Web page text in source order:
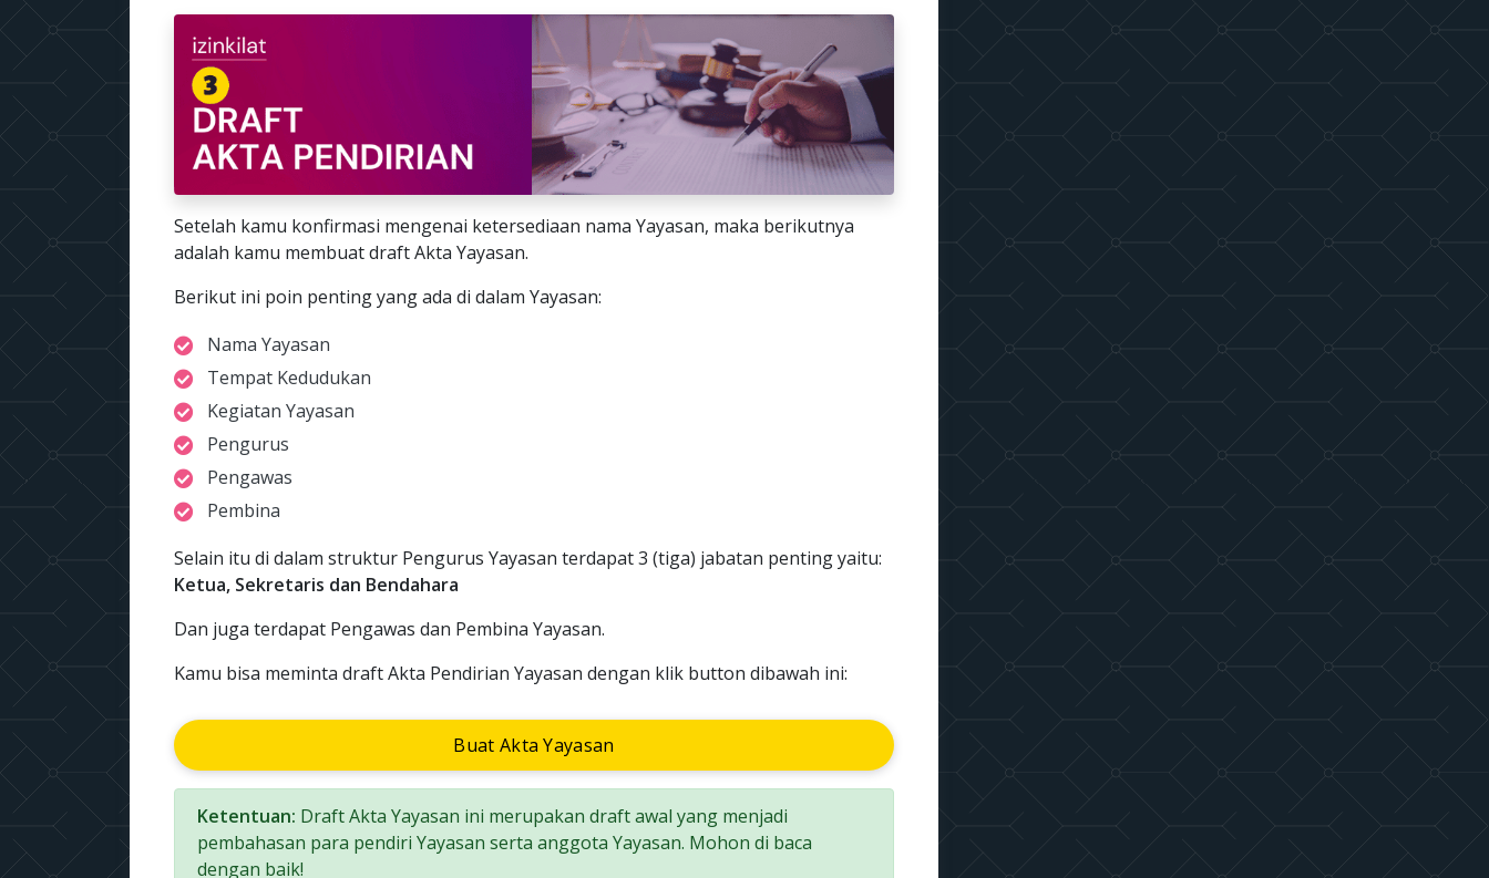
Setelah kamu konfirmasi mengenai ketersediaan nama Yayasan, maka berikutnya
adalah kamu membuat draft Akta Yayasan.
Berikut ini poin penting yang ada di dalam Yayasan:
Nama Yayasan
Tempat Kedudukan
Kegiatan Yayasan
Pengurus
Pengawas
Pembina
Selain itu di dalam struktur Pengurus Yayasan terdapat 3 (tiga) jabatan penting yaitu:
Ketua, Sekretaris dan Bendahara
Dan juga terdapat Pengawas dan Pembina Yayasan.
Kamu bisa meminta draft Akta Pendirian Yayasan dengan klik button dibawah ini:
Buat Akta Yayasan
Ketentuan: Draft Akta Yayasan ini merupakan draft awal yang menjadi
pembahasan para pendiri Yayasan serta anggota Yayasan. Mohon di baca
dengan baik!